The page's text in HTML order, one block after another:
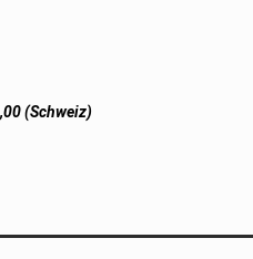
(Schweiz)